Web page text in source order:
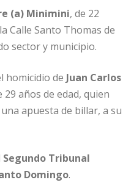
(a) Minimini, de 22
Calle Santo Thomas de
sector y municipio.
homicidio de Juan Carlos
29 años de edad, quien
apuesta de billar, a su
Segundo Tribunal
Domingo.